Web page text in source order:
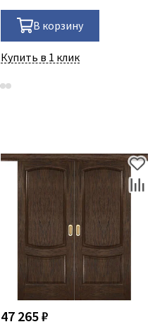
В корзину
Купить в 1 клик
47 265 ₽